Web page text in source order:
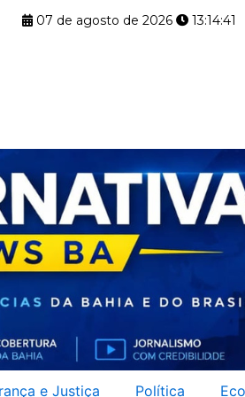
07 de agosto de 2026 13:14:42
e Justiça Política